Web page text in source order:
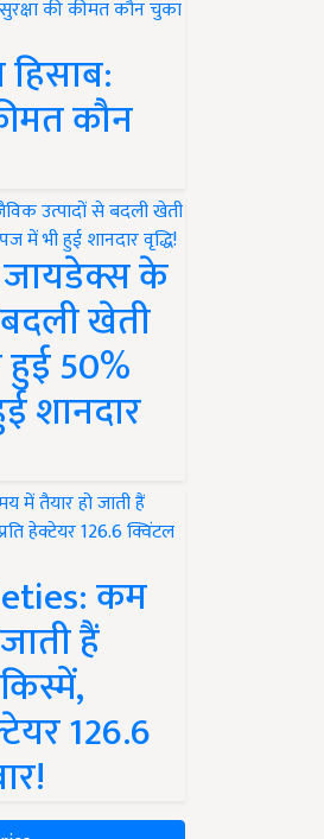
कौन
जायडेक्स के
खेती
हुई 50%
शानदार
कम
हैं
126.6